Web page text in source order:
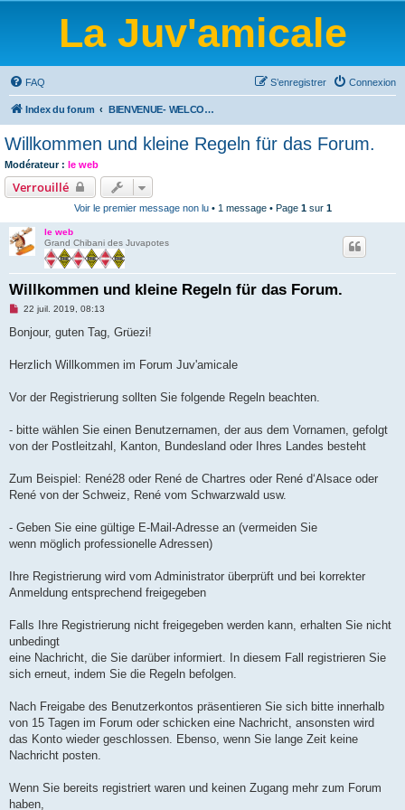
La Juv'amicale
FAQ Connexion
S’enregistrer
Index du forum BIENVENUE- WELCOME-BIENVENIDOS-WILLKOMMEN-BEM-VINDO-WELKOM
Willkommen und kleine Regeln für das Forum.
Modérateur : le web
Verrouillé
Voir le premier message non lu• 1 message • Page 1sur 1
le web
Grand Chibani des Juvapotes
Willkommen und kleine Regeln für das Forum.
M
s
g
o
u
22 juil. 2019, 08:13
Bonjour, guten Tag, Grüezi!
Herzlich Willkommen im Forum Juv'amicale
Vor der Registrierung sollten Sie folgende Regeln beachten.
- bitte wählen Sie einen Benutzernamen, der aus dem Vornamen, gefolgt
von der Postleitzahl, Kanton, Bundesland oder Ihres Landes besteht
Zum Beispiel: René28 oder René de Chartres oder René d‘Alsace oder
René von der Schweiz, René vom Schwarzwald usw.
- Geben Sie eine gültige E-Mail-Adresse an (vermeiden Sie
wenn möglich professionelle Adressen)
Ihre Registrierung wird vom Administrator überprüft und bei korrekter
Anmeldung entsprechend freigegeben
Falls Ihre Registrierung nicht freigegeben werden kann, erhalten Sie nicht
unbedingt
eine Nachricht, die Sie darüber informiert. In diesem Fall registrieren Sie
sich erneut, indem Sie die Regeln befolgen.
Nach Freigabe des Benutzerkontos präsentieren Sie sich bitte innerhalb
von 15 Tagen im Forum oder schicken eine Nachricht, ansonsten wird
das Konto wieder geschlossen. Ebenso, wenn Sie lange Zeit keine
Nachricht posten.
Wenn Sie bereits registriert waren und keinen Zugang mehr zum Forum
haben,